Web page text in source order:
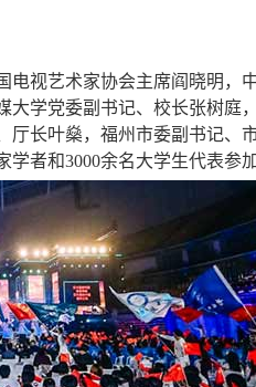
视艺术家协会主席阎晓明，
学党委副书记、校长张树庭
长叶燊，福州市委副书记、
者和3000余名大学生代表参